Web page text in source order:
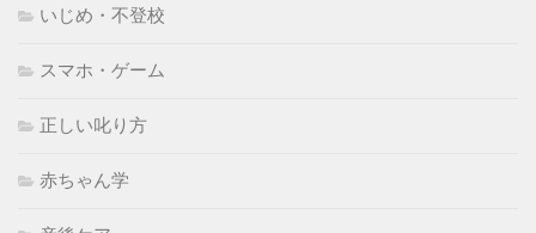
いじめ・不登校
スマホ・ゲーム
正しい叱り方
赤ちゃん学